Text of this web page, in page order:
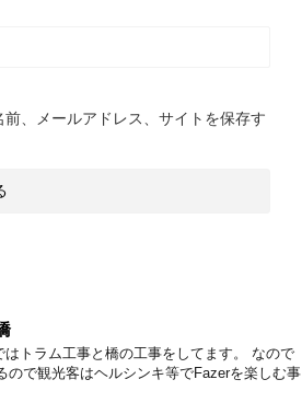
、メールアドレス、サイトを保存す
トラム工事と橋の工事をしてます。 なので
ので観光客はヘルシンキ等でFazerを楽しむ事